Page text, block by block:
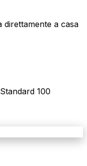
a casa
100